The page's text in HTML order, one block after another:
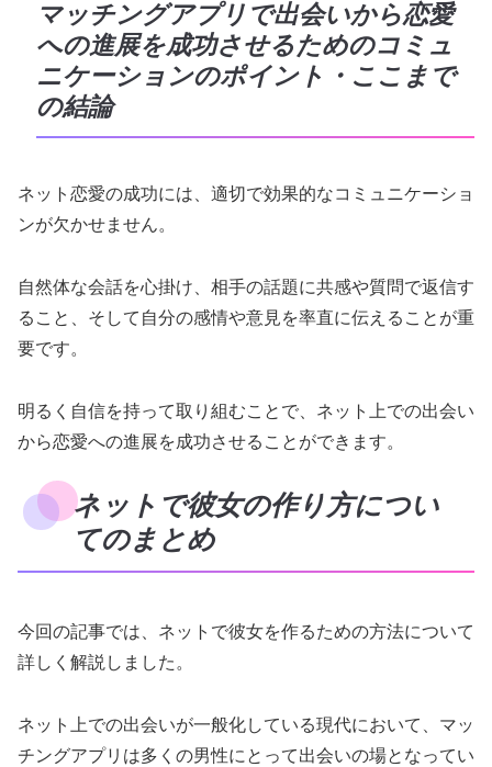
マッチングアプリで出会いから恋愛
への進展を成功させるためのコミュ
ニケーションのポイント・ここまで
の結論
ネット恋愛の成功には、適切で効果的なコミュニケーショ
ンが欠かせません。
自然体な会話を心掛け、相手の話題に共感や質問で返信す
ること、そして自分の感情や意見を率直に伝えることが重
要です。
明るく自信を持って取り組むことで、ネット上での出会い
から恋愛への進展を成功させることができます。
ネットで彼女の作り方につい
てのまとめ
今回の記事では、ネットで彼女を作るための方法について
詳しく解説しました。
ネット上での出会いが一般化している現代において、マッ
チングアプリは多くの男性にとって出会いの場となってい